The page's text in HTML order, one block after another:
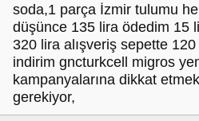
soda,1 parça İzmir tulumu
düşünce 135 lira ödedim 15
320 lira alışveriş sepette
indirim gncturkcell migros
kampanyalarına dikkat etmek
gerekiyor,